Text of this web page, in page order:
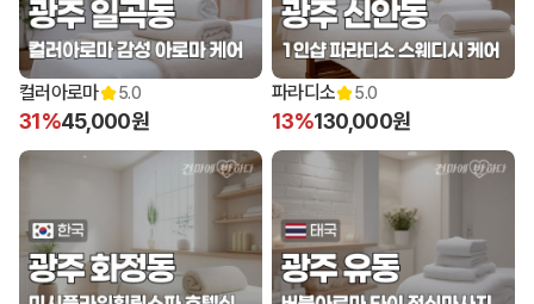
컬러아로마 5.0
31%45,000원
파라디소 5.0
13%130,000원